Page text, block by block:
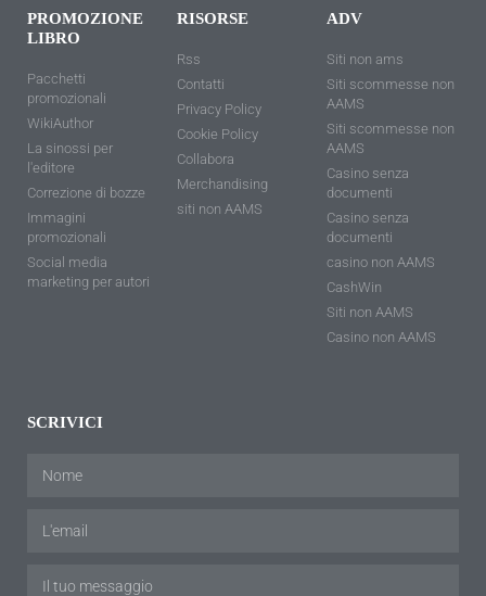
PROMOZIONE
LIBRO
Pacchetti
promozionali
WikiAuthor
La sinossi per
l'editore
Correzione di bozze
Immagini
promozionali
Social media
marketing per autori
RISORSE
Rss
Contatti
Privacy Policy
Cookie Policy
Collabora
Merchandising
siti non AAMS
ADV
Siti non ams
Siti scommesse non
AAMS
Siti scommesse non
AAMS
Casino senza
documenti
Casino senza
documenti
casino non AAMS
CashWin
Siti non AAMS
Casino non AAMS
SCRIVICI